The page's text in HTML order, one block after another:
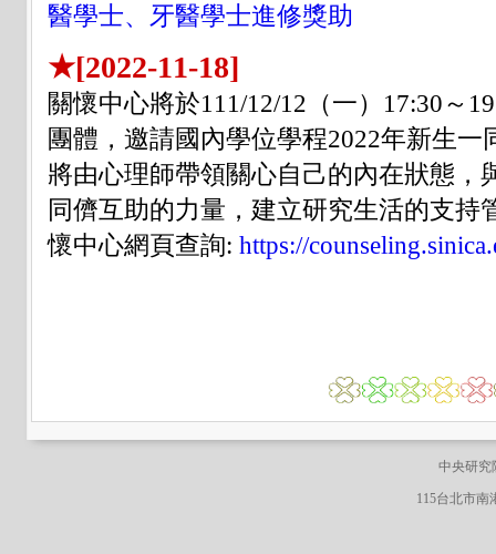
醫學士、牙醫學士進修獎助
★[2022-11-18]
關懷中心將於111/12/12（一）17:30～
團體，邀請國內學位學程2022年新生一
將由心理師帶領關心自己的內在狀態，
同儕互助的力量，建立研究生活的支持
懷中心網頁查詢: https://
中央研究
115台北市南